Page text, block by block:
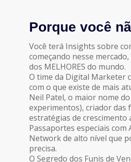
Porque você
Você terá Insights sobre
começando nesse
dos MELHORES do mundo.
O time da Digital Marketer
com o que existe de mais
Neil Patel, o maior nome
experimentos), criador das
estratégias de crescimento
Passaportes especiais com
Network de alto nível que
precisa.
O Segredo dos Funis de